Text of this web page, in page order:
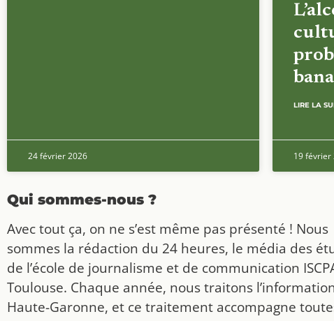
24 février 2026
LIRE LA
19 février
Qui sommes-nous ?
Avec tout ça, on ne s’est même pas présenté ! Nous
sommes la rédaction du 24 heures, le média des
de l’école de journalisme et de communication
Toulouse. Chaque année, nous traitons
Haute-Garonne, et ce traitement accompagne